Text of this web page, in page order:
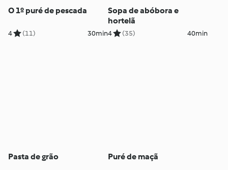
O 1º puré de pescada
4 (11) 30min
Sopa de abóbora e
hortelã
4 (35) 40min
Pasta de grão Puré de maçã